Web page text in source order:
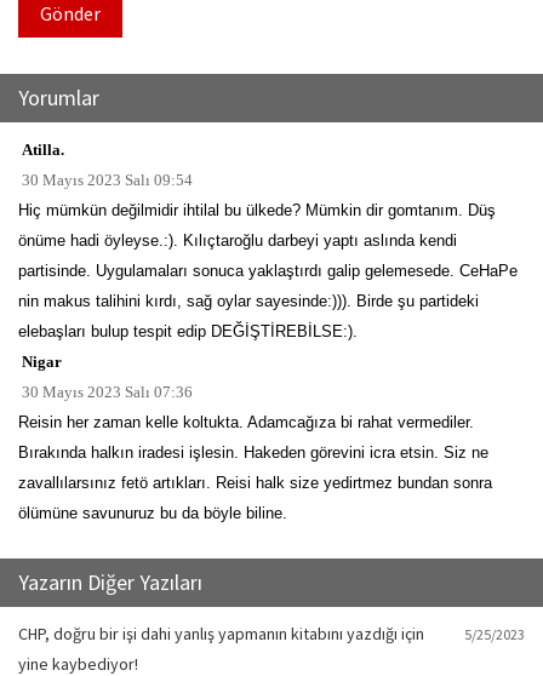
Gönder
Yorumlar
Atilla.
30 Mayıs 2023 Salı 09:54
Hiç mümkün değilmidir ihtilal bu ülkede? Mümkin dir gomtanım. Düş
önüme hadi öyleyse.:). Kılıçtaroğlu darbeyi yaptı aslında kendi
partisinde. Uygulamaları sonuca yaklaştırdı galip gelemesede. CeHaPe
nin makus talihini kırdı, sağ oylar sayesinde:))). Birde şu partideki
elebaşları bulup tespit edip DEĞİŞTİREBİLSE:).
Nigar
30 Mayıs 2023 Salı 07:36
Reisin her zaman kelle koltukta. Adamcağıza bi rahat vermediler.
Bırakında halkın iradesi işlesin. Hakeden görevini icra etsin. Siz ne
zavallılarsınız fetö artıkları. Reisi halk size yedirtmez bundan sonra
ölümüne savunuruz bu da böyle biline.
Yazarın Diğer Yazıları
CHP, doğru bir işi dahi yanlış yapmanın kitabını yazdığı için
yine kaybediyor!
5/25/2023